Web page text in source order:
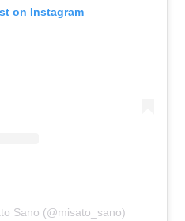
on Instagram
Sano (@misato_sano)